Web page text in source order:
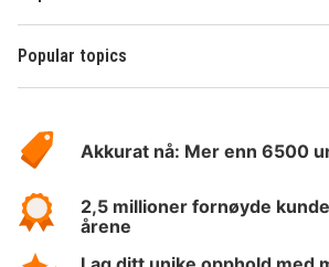
Popular topics
Hotelspecials
Akkurat nå: Mer enn 6500
2,5 millioner fornøyde
årene